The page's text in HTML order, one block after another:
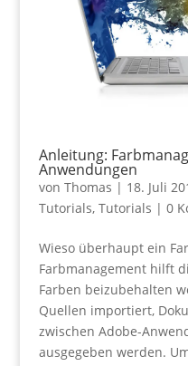
Anleitung:
Anwendungen
von Thomas | 18. Juli
Tutorials, Tutorials | 0
Wieso überhaupt ein
Farbmanagement hilft
Farben beizubehalten
Quellen importiert,
zwischen Adobe-
ausgegeben werden.